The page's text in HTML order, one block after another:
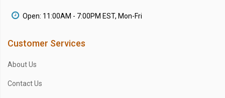
Open: 11:00AM - 7:00PM EST, Mon-Fri
Customer Services
About Us
Contact Us